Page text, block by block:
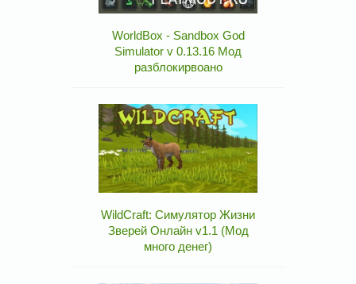
WorldBox - Sandbox God
Simulator v 0.13.16 Мод
разблокирвоано
WildCraft: Симулятор Жизни
Зверей Онлайн v1.1 (Мод
много денег)